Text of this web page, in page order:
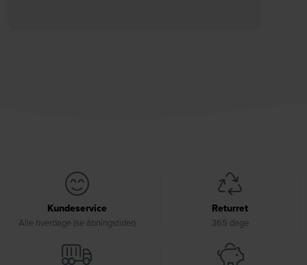
Kundeservice
Alle hverdage (se åbningstider)
Returret
365 dage